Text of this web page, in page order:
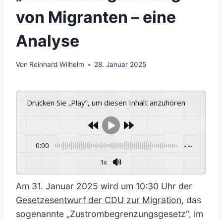
von Migranten – eine
Analyse
Von Reinhard Wilhelm 28. Januar 2025
Drücken Sie „Play“, um diesen Inhalt anzuhören
0:00 -:--
1x
Am 31. Januar 2025 wird um 10:30 Uhr der
Gesetzesentwurf der CDU zur Migration, das
sogenannte „Zustrombegrenzungsgesetz“, im